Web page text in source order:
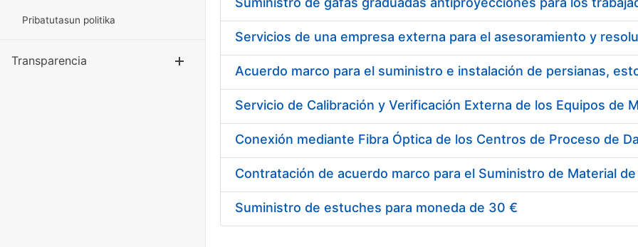
Pribatutasun politika
Transparencia Erakutsi/Ezkutatu
Acuerdo marco para el suministro e instalación de persianas,
Suministro de estuches para moneda de 30 €